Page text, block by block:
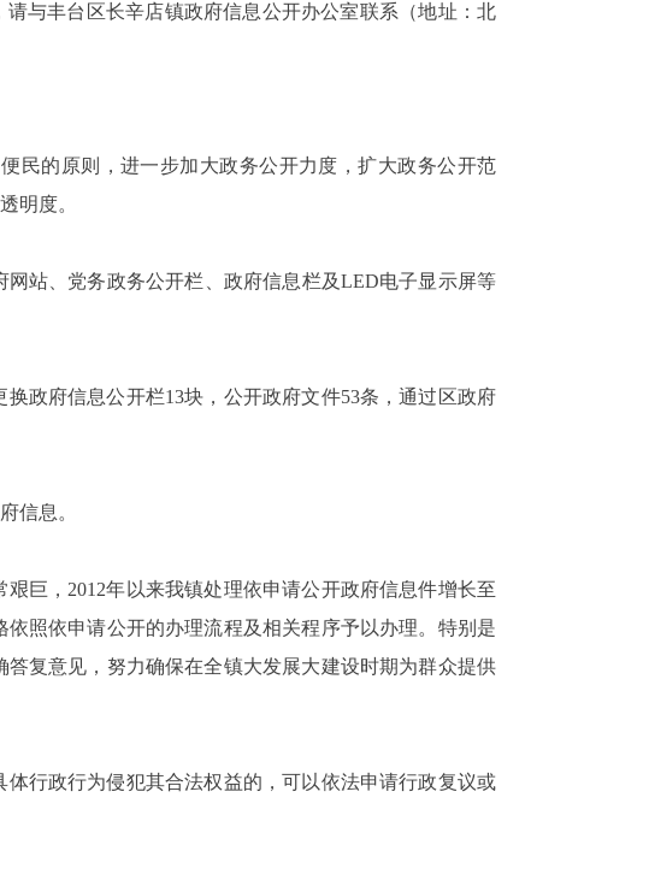
与丰台区长辛店镇政府信息公开办公室联系（地址：北
民的原则，进一步加大政务公开力度，扩大政务公开范
明度。
站、党务政务公开栏、政府信息栏及LED电子显示屏等
换政府信息公开栏13块，公开政府文件53条，通过区政府
信息。
巨， 2012年以来我镇处理依申请公开政府信息件增长至
照依申请公开的办理流程及相关程序予以办理。特别是
复意见，努力确保在全镇大发展大建设时期为群众提供
行政行为侵犯其合法权益的，可以依法申请行政复议或